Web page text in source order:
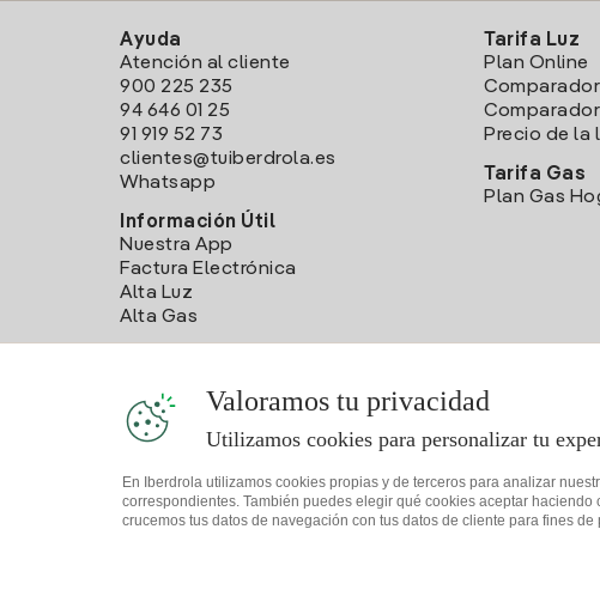
Ayuda
Atención al cliente
900 225 235
94 646 01 25
91 919 52 73
clientes@tuiberdrola.es
Whatsapp
Información Útil
Nuestra App
Factura Electrónica
Alta Luz
Alta Gas
Tarifa Luz
Plan Online
Precio de la
Tarifa Gas
Plan Gas
Valoramos tu privacidad
Utilizamos cookies para personalizar tu
En Iberdrola utilizamos cookies propias y de terceros para analizar
correspondientes. También puedes elegir qué cookies aceptar
crucemos tus datos de navegación con tus datos de cliente para fines